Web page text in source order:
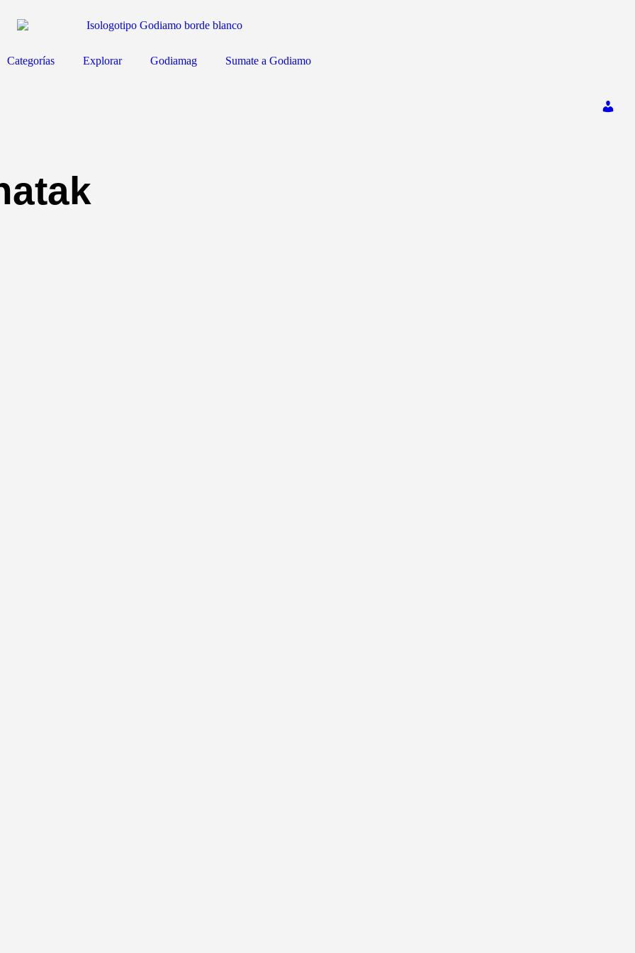
Categorías Explorar Godiamag Sumate a Godiamo